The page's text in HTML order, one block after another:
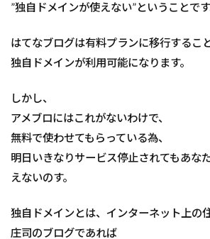
”独自ドメインが使えない”ということです
はてなブログは有料プランに移行すること
独自ドメインが利用可能になります。
しかし、
アメブロにはこれがないわけで、
無料で使わせてもらっている為、
明日いきなりサービス停止されてもあな
えないのす。
独自ドメインとは、インターネット上の住
庄司のブログであれば